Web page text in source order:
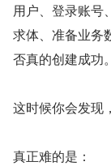
用户、登录账号
求体、准备业务
否真的创建成功。
这时候你会发现
真正难的是：